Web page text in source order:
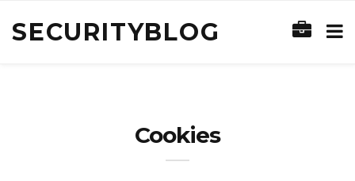
SECURITYBLOG
Cookies